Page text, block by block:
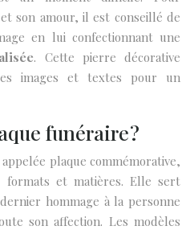
son amour, il est conseillé de
en lui confectionnant une
. Cette pierre décorative
images et textes pour un
funéraire ?
plaque commémorative,
formats et matières. Elle sert
hommage à la personne
son affection. Les modèles